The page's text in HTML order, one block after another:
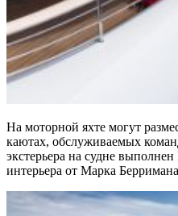
На моторной яхте могут
каютах, обслуживаемых
экстерьера на судне
интерьера от Марка